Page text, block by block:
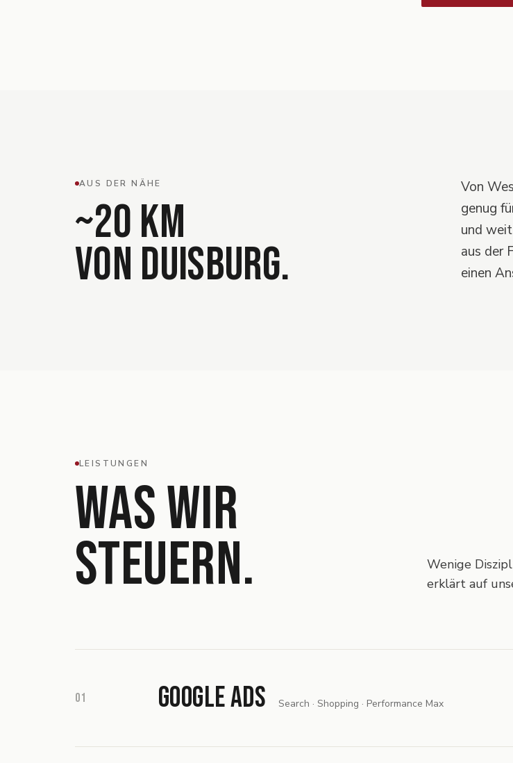
AUS DER NÄHE
~20 KM
VON DUISBURG.
Von
genug
und
aus der
einen
LEISTUNGEN
WAS WIR
STEUERN.
Wenige
erklärt auf
01 Google Ads Search · Shopping · Performance Max